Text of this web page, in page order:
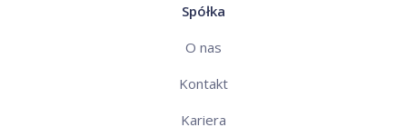
Spółka
O nas
Kontakt
Kariera